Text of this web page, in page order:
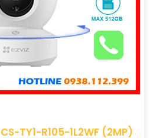
TY1-R105-1L2WF (2MP)